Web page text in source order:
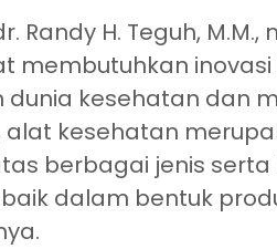
Randy H. Teguh,
membutuhkan
dunia kesehatan dan
alat kesehatan
berbagai jenis serta
dalam bentuk